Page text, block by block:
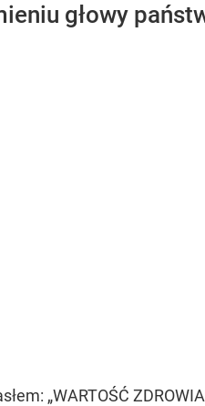
głowy
„WARTOŚĆ